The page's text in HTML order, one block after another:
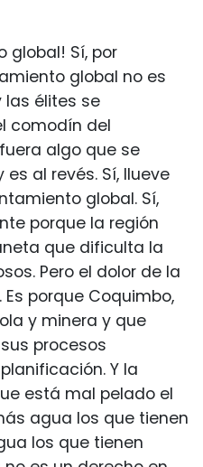
global! Sí, por
global no es
las élites se
comodín del
algo que se
al revés. Sí, llueve
global. Sí,
porque la región
que dificulta la
Pero el dolor de la
porque Coquimbo,
y minera y que
procesos
Y la
está mal pelado el
agua los que tienen
los que tienen